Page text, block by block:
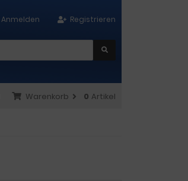
Registrieren
Anmelden
Warenkorb 0 Artikel